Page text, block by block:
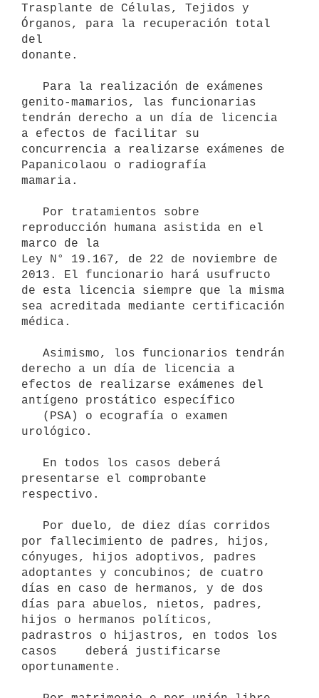
Trasplante de Células, Tejidos y
Órganos, para la recuperación total
del
donante.
genito-mamarios, las funcionarias
tendrán derecho a un día de licencia
a efectos de facilitar su
concurrencia a realizarse exámenes de
Papanicolaou o radiografía
mamaria.
reproducción humana asistida en el
marco de la
Ley N° 19.167, de 22 de noviembre de
2013. El funcionario hará usufructo
de esta licencia siempre que la misma
sea acreditada mediante certificación
médica.
derecho a un día de licencia a
efectos de realizarse exámenes del
antígeno prostático específico
urológico.
presentarse el comprobante
respectivo.
por fallecimiento de padres, hijos,
cónyuges, hijos adoptivos, padres
adoptantes y concubinos; de cuatro
días en caso de hermanos, y de dos
días para abuelos, nietos, padres,
hijos o hermanos políticos,
padrastros o hijastros, en todos los
casos    deberá justificarse
oportunamente.